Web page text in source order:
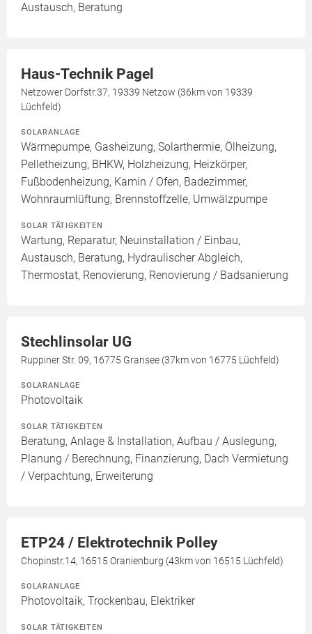
Austausch, Beratung
Haus-Technik Pagel
Netzower Dorfstr.37, 19339 Netzow (36km von 19339
Lüchfeld)
SOLARANLAGE
Wärmepumpe, Gasheizung, Solarthermie, Ölheizung,
Pelletheizung, BHKW, Holzheizung, Heizkörper,
Fußbodenheizung, Kamin / Ofen, Badezimmer,
Wohnraumlüftung, Brennstoffzelle, Umwälzpumpe
SOLAR TÄTIGKEITEN
Wartung, Reparatur, Neuinstallation / Einbau,
Austausch, Beratung, Hydraulischer Abgleich,
Thermostat, Renovierung, Renovierung / Badsanierung
Stechlinsolar UG
Ruppiner Str. 09, 16775 Gransee (37km von 16775 Lüchfeld)
SOLARANLAGE
Photovoltaik
SOLAR TÄTIGKEITEN
Beratung, Anlage & Installation, Aufbau / Auslegung,
Planung / Berechnung, Finanzierung, Dach Vermietung
/ Verpachtung, Erweiterung
ETP24 / Elektrotechnik Polley
Chopinstr.14, 16515 Oranienburg (43km von 16515 Lüchfeld)
SOLARANLAGE
Photovoltaik, Trockenbau, Elektriker
SOLAR TÄTIGKEITEN